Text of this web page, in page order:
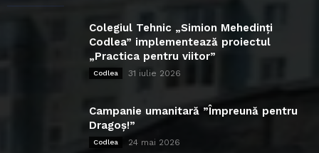
Colegiul Tehnic „Simion Mehedinți
Codlea” implementează proiectul
„Practica pentru viitor”
Codlea 31 iulie 2026
Campanie umanitară ”Împreună pentru
Dragoș!”
Codlea 24 mai 2026